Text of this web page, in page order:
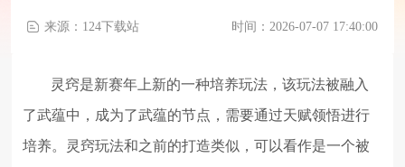
来源：124下载站 时间：2026-07-07 17:40:00
灵窍是新赛年上新的一种培养玩法，该玩法被融入
了武蕴中，成为了武蕴的节点，需要通过天赋领悟进行
培养。灵窍玩法和之前的打造类似，可以看作是一个被